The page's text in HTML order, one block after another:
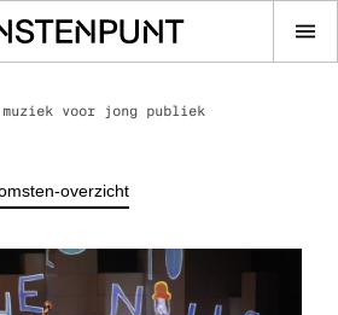
voor jong publiek
overzicht